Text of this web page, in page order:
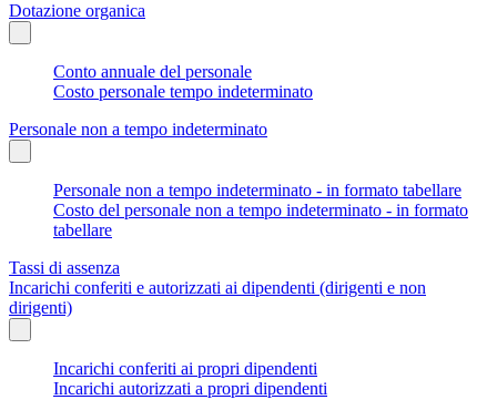
Dotazione organica
Conto annuale del personale
Costo personale tempo indeterminato
Personale non a tempo indeterminato
Personale non a tempo indeterminato - in formato tabellare
Costo del personale non a tempo indeterminato - in formato
tabellare
Tassi di assenza
Incarichi conferiti e autorizzati ai dipendenti (dirigenti e non
dirigenti)
Incarichi conferiti ai propri dipendenti
Incarichi autorizzati a propri dipendenti